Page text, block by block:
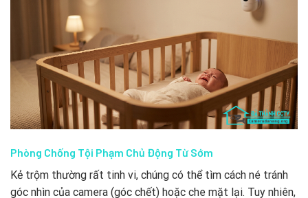
Phòng Chống Tội Phạm Chủ Động Từ Sớm
Kẻ trộm thường rất tinh vi, chúng có thể tìm cách né tránh
góc nhìn của camera (góc chết) hoặc che mặt lại. Tuy nhiên,